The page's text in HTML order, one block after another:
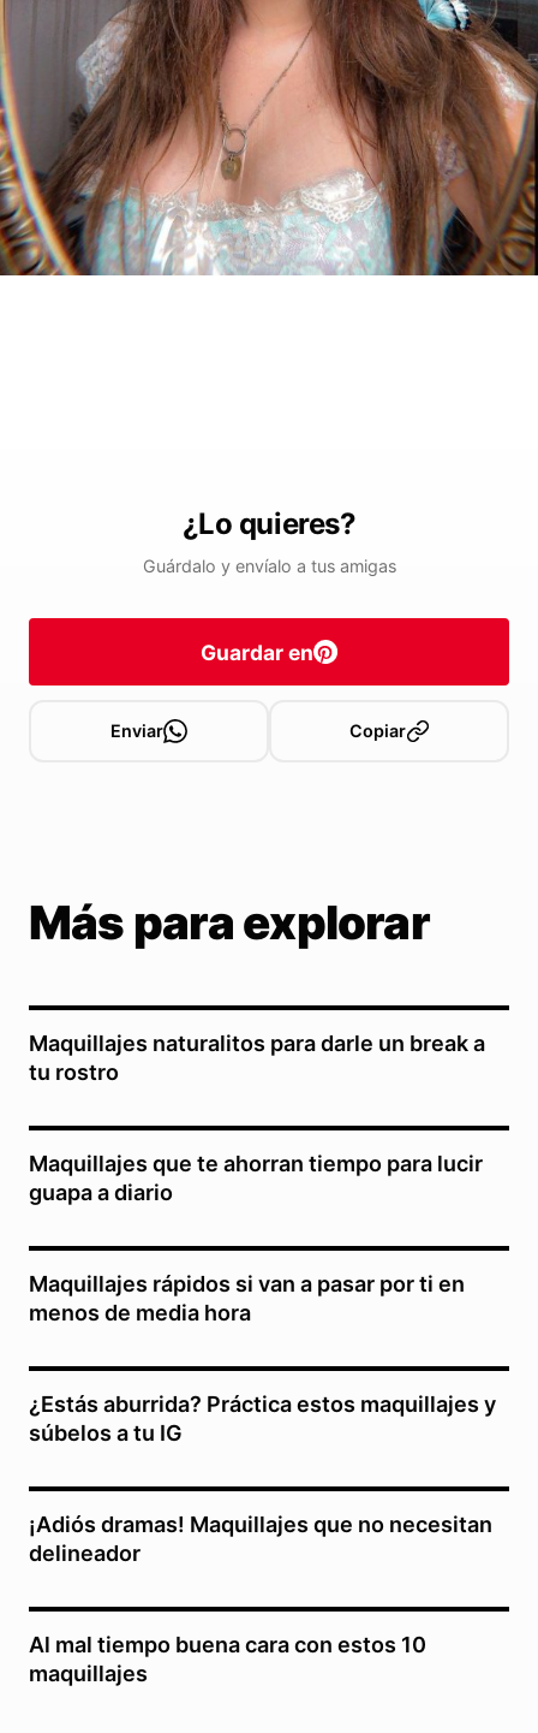
¿Lo quieres?
Guárdalo y envíalo a tus amigas
Guardar en
Enviar Copiar
Más para explorar
Maquillajes naturalitos para darle un break a
tu rostro
Maquillajes que te ahorran tiempo para lucir
guapa a diario
Maquillajes rápidos si van a pasar por ti en
menos de media hora
¿Estás aburrida? Práctica estos maquillajes y
súbelos a tu IG
¡Adiós dramas! Maquillajes que no necesitan
delineador
Al mal tiempo buena cara con estos 10
maquillajes